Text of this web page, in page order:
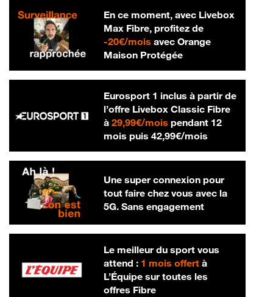
En ce moment, avec Livebox
Max Fibre, profitez de
-20€/mois20 € par mois
avec Orange
Maison Protégée
Eurosport 1 inclus à partir de
l’offre Livebox Classic Fibre
à 29,99€/mois29,99 € par mois
pendant 12
mois puis 42,99€/mois42,99 € par
Une super connexion pour
tout faire chez vous avec la
5G. Sans engagement
Le meilleur du sport vous
attend : 1 mois offertà
L’Équipe sur toutes les
offres Fibre